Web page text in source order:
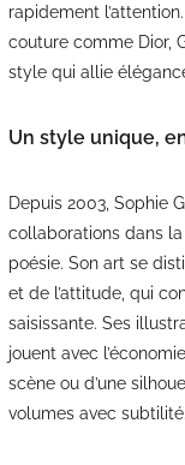
rapidement
couture comme Dior,
style qui allie
Un style unique,
Depuis 2003, Sophie
collaborations dans la
poésie. Son art se
et de l’attitude, qui
saisissante. Ses
jouent avec
scène ou d’une
volumes avec subtilité.